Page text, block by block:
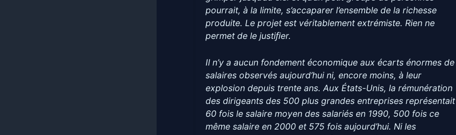
pourrait, à la limite, s’accaparer l’ensemble de la richesse
produite. Le projet est véritablement extrémiste. Rien ne
permet de le justiﬁer.
Il n’y a aucun fondement économique aux écarts énormes de
salaires observés aujourd’hui ni, encore moins, à leur
explosion depuis trente ans. Aux États-Unis, la rémunération
des dirigeants des 500 plus grandes entreprises représentait
60 fois le salaire moyen des salariés en 1990, 500 fois ce
même salaire en 2000 et 575 fois aujourd’hui. Ni les